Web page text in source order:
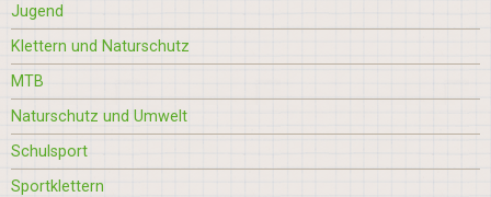
Jugend
Klettern und Naturschutz
MTB
Naturschutz und Umwelt
Schulsport
Sportklettern